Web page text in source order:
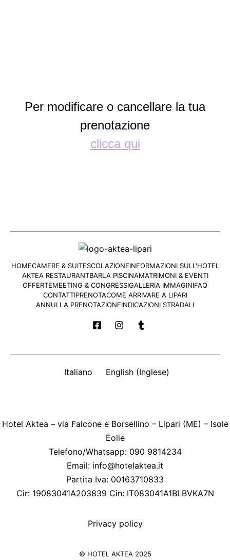
Per modificare o cancellare la tua
prenotazione
clicca qui
HOMECAMERE & SUITESCOLAZIONEINFORMAZIONI SULL'HOTEL
AKTEA RESTAURANTBARLA PISCINAMATRIMONI & EVENTI
OFFERTEMEETING & CONGRESSIGALLERIA IMMAGINIFAQ
CONTATTIPRENOTACOME ARRIVARE A LIPARI
ANNULLA PRENOTAZIONEINDICAZIONI STRADALI
Italiano English(Inglese)
Hotel Aktea – via Falcone e Borsellino – Lipari (ME) – Isole
Eolie
Telefono/Whatsapp: 090 9814234
Email: info@hotelaktea.it
Partita Iva: 00163710833
Cir: 19083041A203839 Cin: IT083041A1BLBVKA7N
Privacy policy
© HOTEL AKTEA 2025